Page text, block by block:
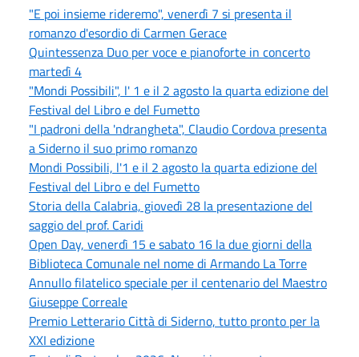
"E poi insieme rideremo", venerdì 7 si presenta il
romanzo d'esordio di Carmen Gerace
Quintessenza Duo per voce e pianoforte in concerto
martedì 4
"Mondi Possibili", l' 1 e il 2 agosto la quarta edizione del
Festival del Libro e del Fumetto
"I padroni della 'ndrangheta", Claudio Cordova presenta
a Siderno il suo primo romanzo
Mondi Possibili, l'1 e il 2 agosto la quarta edizione del
Festival del Libro e del Fumetto
Storia della Calabria, giovedì 28 la presentazione del
saggio del prof. Caridi
Open Day, venerdì 15 e sabato 16 la due giorni della
Biblioteca Comunale nel nome di Armando La Torre
Annullo filatelico speciale per il centenario del Maestro
Giuseppe Correale
Premio Letterario Città di Siderno, tutto pronto per la
XXI edizione